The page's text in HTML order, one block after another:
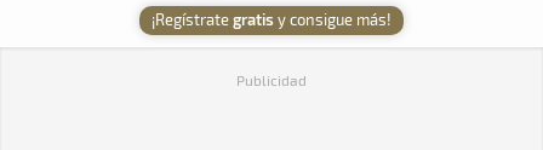
¡Regístrategratis y consigue más!
Publicidad